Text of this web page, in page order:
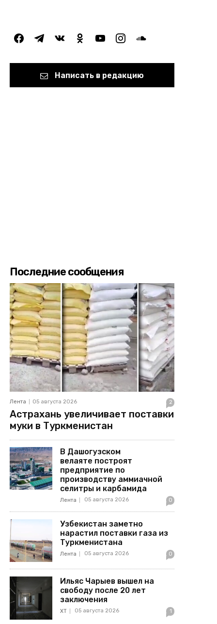
facebooktelegramvkontakteodnoklassniki
youtubeinstagramsoundcloud
Написать в редакцию
Последние сообщения
Лента 05 августа 2026 2
Астрахань увеличивает поставки
муки в Туркменистан
В Дашогузском
велаяте построят
предприятие по
производству аммиачной
селитры и карбамида
Лента 05 августа 2026 0
Узбекистан заметно
нарастил поставки газа из
Туркменистана
Лента 05 августа 2026 0
Ильяс Чарыев вышел на
свободу после 20 лет
заключения
ХТ 05 августа 2026 1